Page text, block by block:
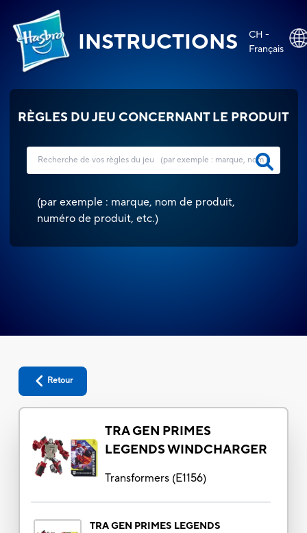
INSTRUCTIONS
CH -
Français
RÈGLES DU JEU CONCERNANT LE PRODUIT
(par exemple : marque, nom de produit,
numéro de produit, etc.)
Retour
TRA GEN PRIMES
LEGENDS WINDCHARGER
Transformers(E1156)
TRA GEN PRIMES LEGENDS